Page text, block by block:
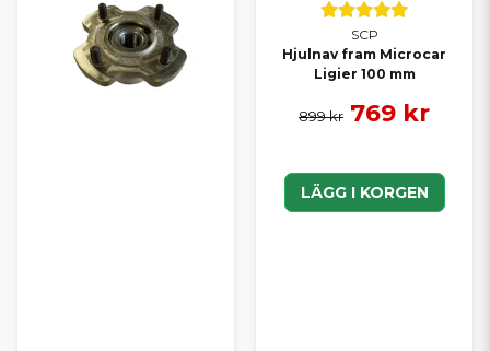
SCP
Hjulnav fram Microcar
Ligier 100 mm
899 kr 769 kr
LÄGG I KORGEN